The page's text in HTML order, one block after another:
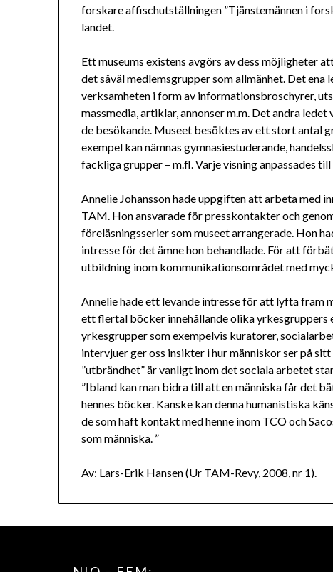
forskare affischutställningen ”Tjänstemännen i
landet.
Ett museums existens avgörs av dess möjligheter
det såväl medlemsgrupper som allmänhet. Det
verksamheten i form av informationsbroschyrer,
massmedia, artiklar, annonser m.m. Det andra
de besökande. Museet besöktes av ett stort antal
exempel kan nämnas gymnasiestuderande,
fackliga grupper – m.fl. Varje visning anpassades
Annelie Johansson hade uppgiften att arbeta med
TAM. Hon ansvarade för presskontakter och
föreläsningsserier som museet arrangerade. Hon
intresse för det ämne hon behandlade. För att
utbildning inom kommunikationsområdet med
Annelie hade ett levande intresse för att lyfta fram
ett flertal böcker innehållande olika yrkesgruppers
yrkesgrupper som exempelvis kuratorer,
intervjuer ger oss insikter i hur människor ser på
”utbrändhet” är vanligt inom det sociala arbetet
”Ibland kan man bidra till att en människa får det
hennes böcker. Kanske kan denna humanistiska
de som haft kontakt med henne inom TCO och
som människa. ”
Av: Lars-Erik Hansen (Ur TAM-Revy, 2008, nr 1).